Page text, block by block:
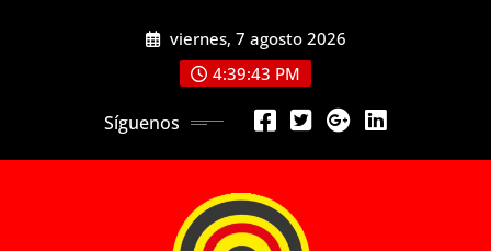
viernes, 7 agosto 2026
4:39:45 PM
Síguenos